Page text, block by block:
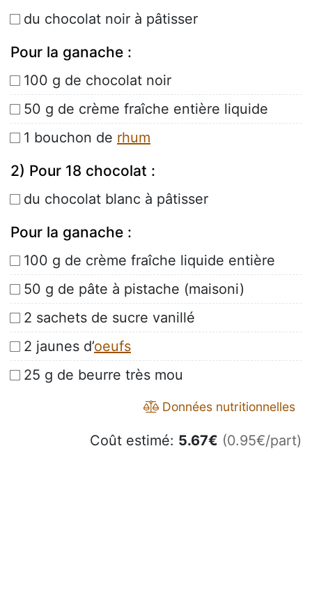
du chocolat noir à pâtisser
Pour la ganache :
100 g de chocolat noir
50 g de crème fraîche entière liquide
1 bouchon de rhum
2) Pour 18 chocolat :
du chocolat blanc à pâtisser
Pour la ganache :
100 g de crème fraîche liquide entière
50 g de pâte à pistache (maisoni)
2 sachets de sucre vanillé
2 jaunes d’oeufs
25 g de beurre très mou
Données nutritionnelles
Coût estimé: 5.67€ (0.95€/part)